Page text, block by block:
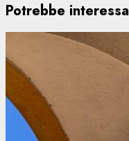
Potrebbe